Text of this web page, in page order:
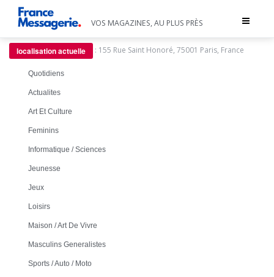
Toggle
VOS MAGAZINES, AU PLUS PRÈS
localisation actuelle : 155 Rue Saint Honoré, 75001 Paris, France
Quotidiens
Actualites
Art Et Culture
Feminins
Informatique / Sciences
Jeunesse
Jeux
Loisirs
Maison / Art De Vivre
Masculins Generalistes
Sports / Auto / Moto